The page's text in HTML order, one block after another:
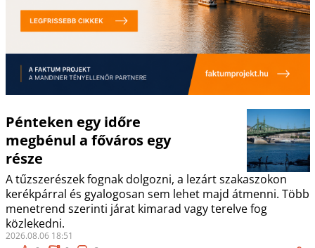
Pénteken egy időre
megbénul a főváros egy
része
A tűzszerészek fognak dolgozni, a lezárt szakaszokon
kerékpárral és gyalogosan sem lehet majd átmenni. Több
menetrend szerinti járat kimarad vagy terelve fog
közlekedni.
2026.08.06 18:51